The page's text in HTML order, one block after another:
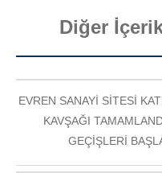
Diğer
EVREN SANAYİ SİTESİ
KAVŞAĞI
GEÇİŞLERİ